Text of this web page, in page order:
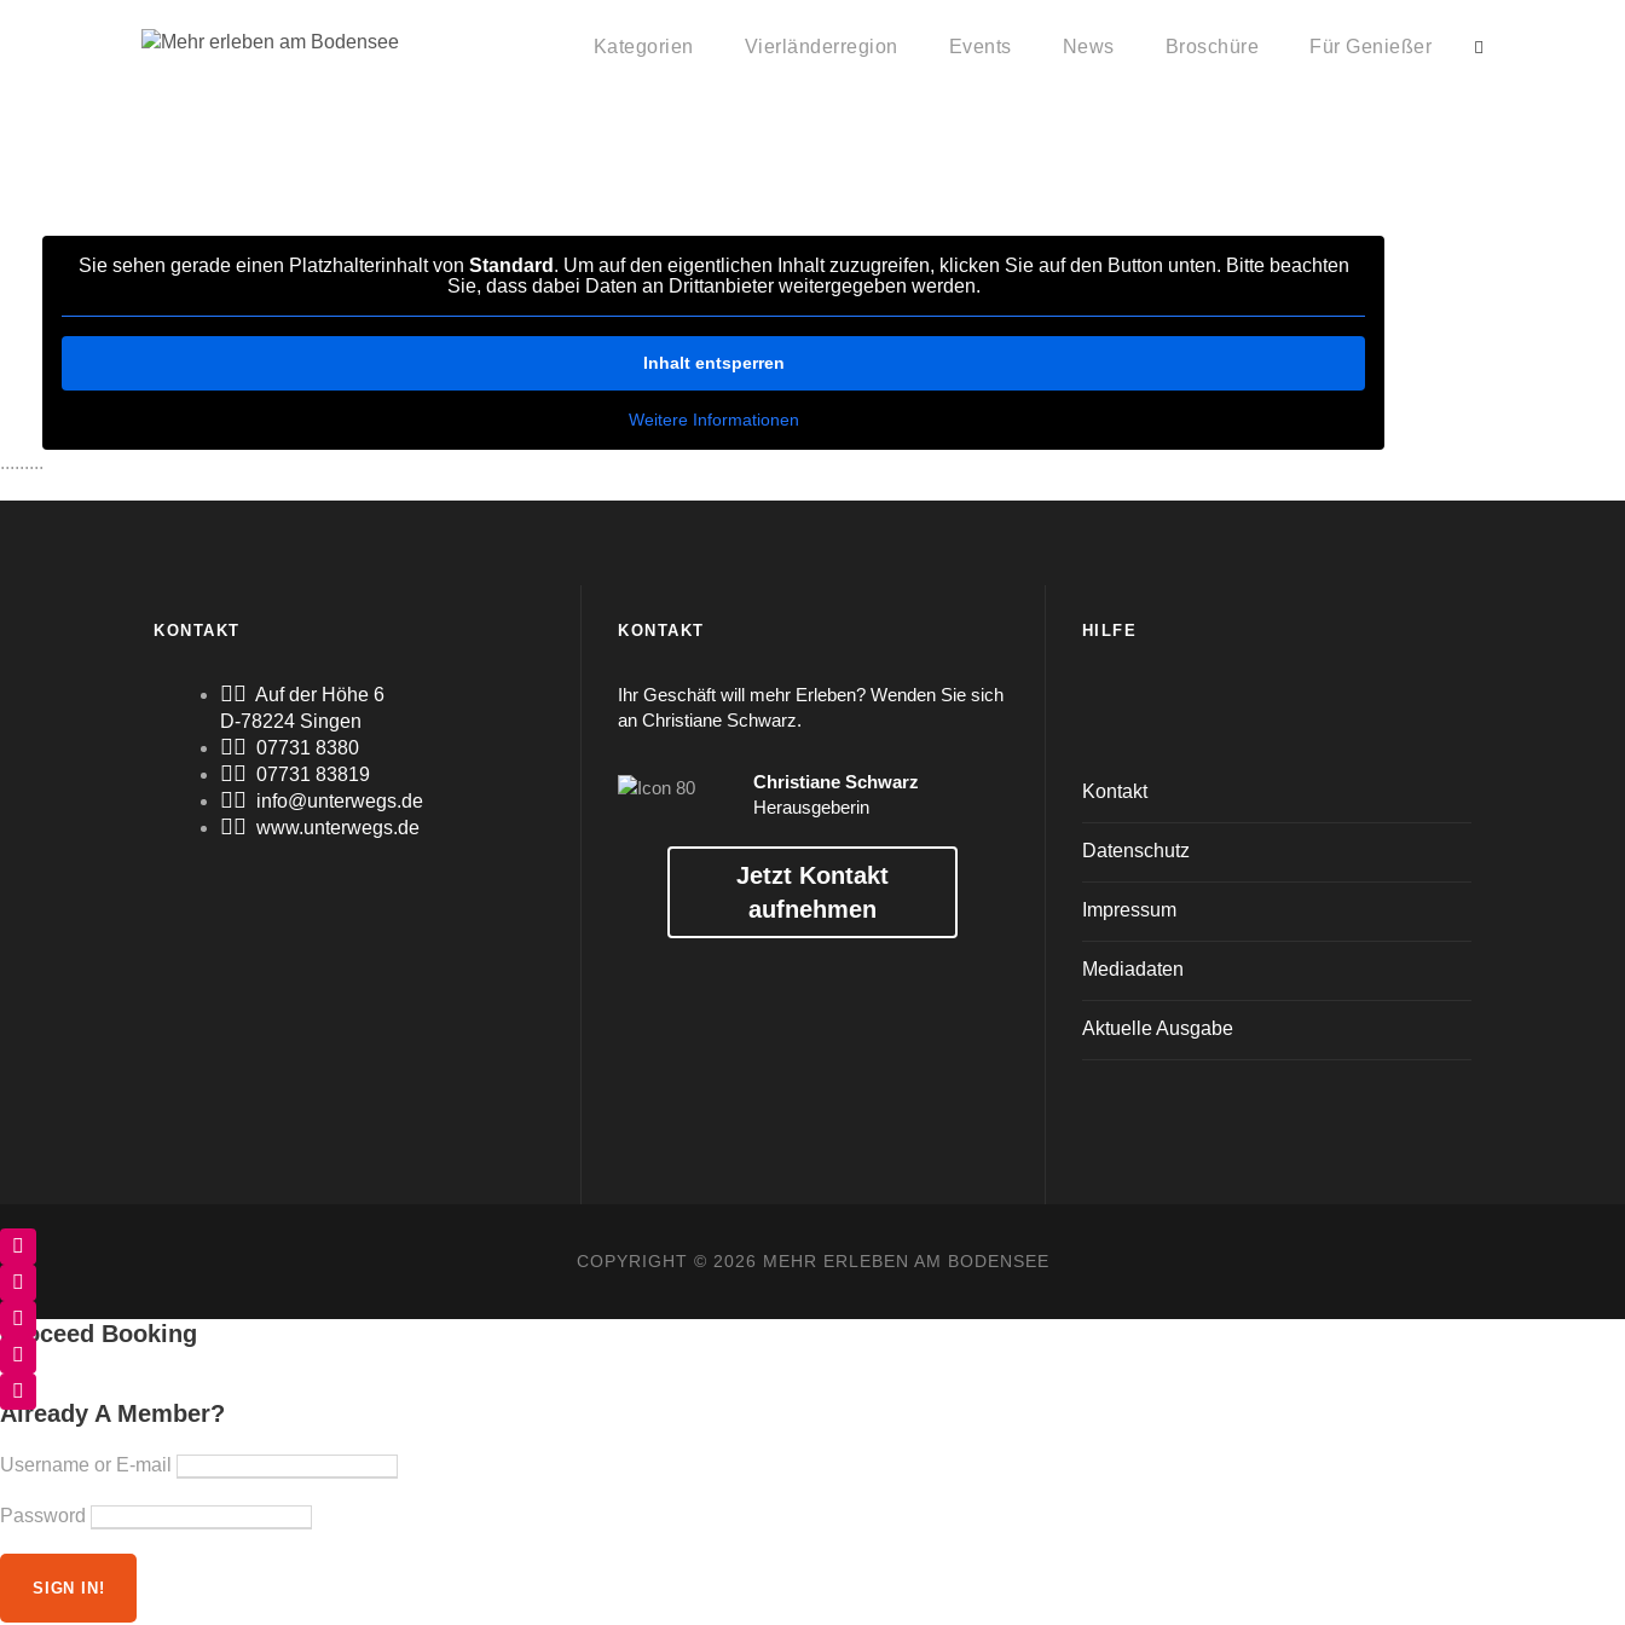
Kategorien Vierländerregion Events News Broschüre Für Genießer
Sie sehen gerade einen Platzhalterinhalt von Standard . Um auf den eigentlichen Inhalt zuzugreifen, klicken Sie auf den Button unten. Bitte beachten
Sie, dass dabei Daten an Drittanbieter weitergegeben werden.
Inhalt entsperren
Weitere Informationen
.........
KONTAKT
Auf der Höhe 6
D-78224 Singen
07731 8380
07731 83819
info@unterwegs.de
www.unterwegs.de
KONTAKT
Ihr Geschäft will mehr Erleben? Wenden Sie sich
an Christiane Schwarz.
Christiane Schwarz
Herausgeberin
Jetzt Kontakt
aufnehmen
HILFE
Kontakt
Datenschutz
Impressum
Mediadaten
Aktuelle Ausgabe
COPYRIGHT © 2026 MEHR ERLEBEN AM BODENSEE
Proceed Booking
Already A Member?
Username or E-mail
Password